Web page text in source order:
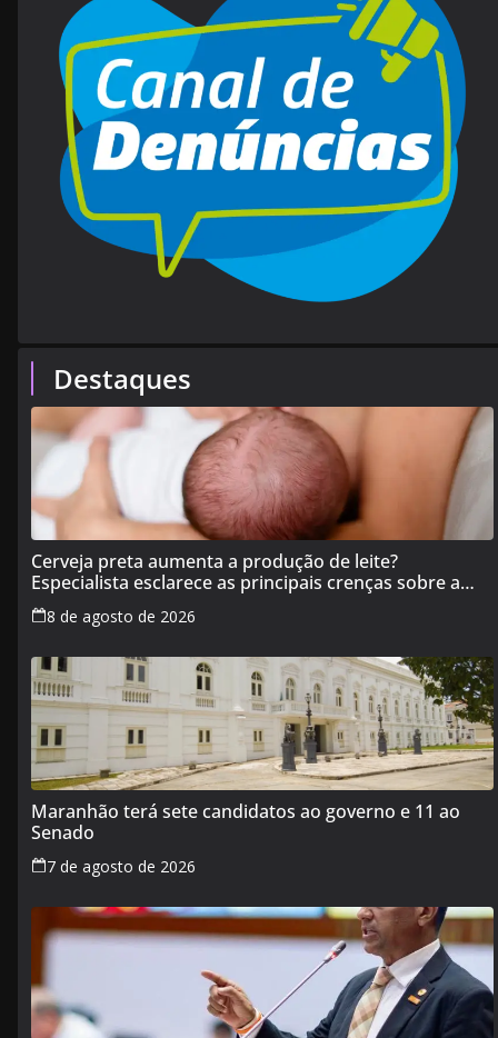
Destaques
Cerveja preta aumenta a produção de leite?
Especialista esclarece as principais crenças sobre a
alimentação durante a amamentação
8 de agosto de 2026
Maranhão terá sete candidatos ao governo e 11 ao
Senado
7 de agosto de 2026